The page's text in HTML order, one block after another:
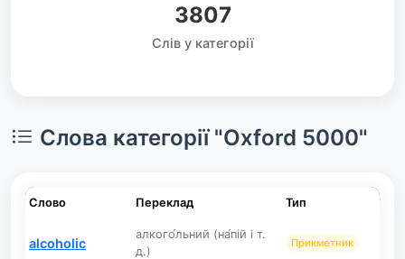
3807
Слів у категорії
Слова категорії "Oxford 5000"
Слово Переклад Тип
alcoholic
алкого́льний (на́пій і т.
д.)
Прикметник